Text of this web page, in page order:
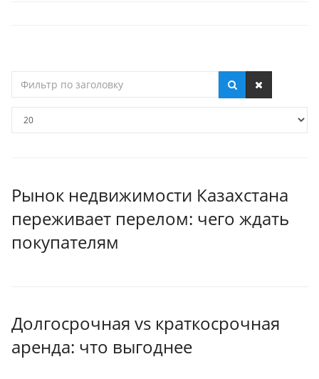
по
Рынок недвижимости Казахстана
переживает перелом: чего ждать
покупателям
Долгосрочная vs краткосрочная
аренда: что выгоднее